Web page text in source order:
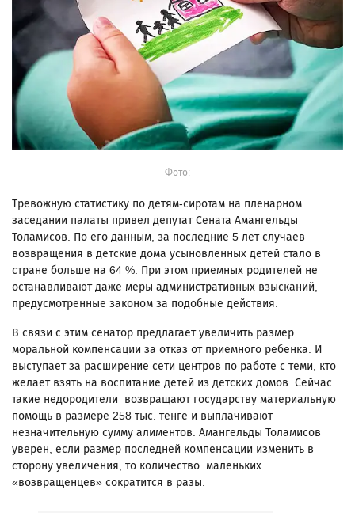
Фото:
Тревожную статистику по детям-сиротам на пленарном
заседании палаты привел депутат Сената Амангельды
Толамисов. По его данным, за последние 5 лет случаев
возвращения в детские дома усыновленных детей стало в
стране больше на 64 %. При этом приемных родителей не
останавливают даже меры административных взысканий,
предусмотренные законом за подобные действия.
В связи с этим сенатор предлагает увеличить размер
моральной компенсации за отказ от приемного ребенка. И
выступает за расширение сети центров по работе с теми, кто
желает взять на воспитание детей из детских домов. Сейчас
такие недородители возвращают государству материальную
помощь в размере 258 тыс. тенге и выплачивают
незначительную сумму алиментов. Амангельды Толамисов
уверен, если размер последней компенсации изменить в
сторону увеличения, то количество маленьких
«возвращенцев» сократится в разы.